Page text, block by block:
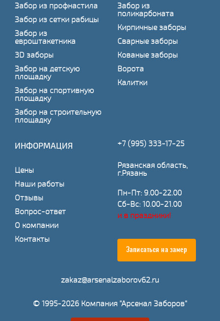
Забор из профнастила
Забор из сетки рабицы
Забор из
евроштакетника
3D заборы
Забор на детскую
площадку
Забор на спортивную
площадку
Забор на строительную
площадку
Забор из
поликарбоната
Кирпичные заборы
Сварные заборы
Кованые заборы
Ворота
Калитки
ИНФОРМАЦИЯ
Цены
Наши работы
Отзывы
Вопрос-ответ
О компании
Контакты
+7 (995) 333-17-25
Рязанская область,
г.Рязань
Пн-Пт: 9.00-22.00
Сб-Вс: 10.00-21.00
и в праздники!
Записаться на замер
zakaz@arsenalzaborov62.ru
© 1995-2026 Компания "Арсенал Заборов"